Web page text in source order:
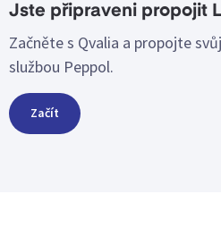
Jste připraveni propojit
Začněte s Qvalia a propojte
službou Peppol.
Začít